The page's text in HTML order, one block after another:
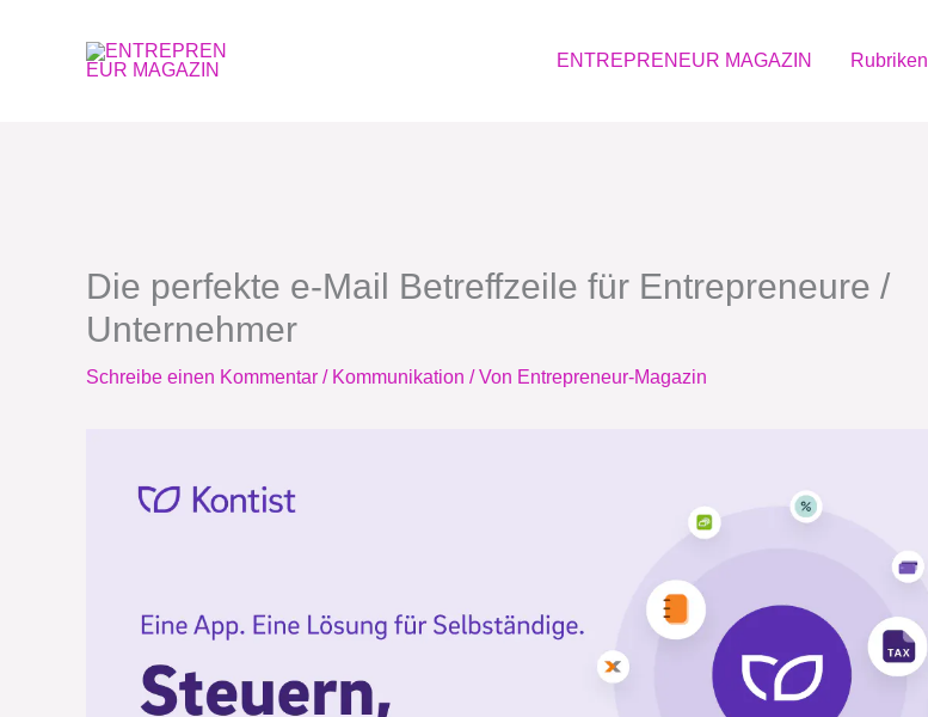
ENTREPRENEUR MAGAZIN Rubriken
Die perfekte e-Mail Betreffzeile für Entrepreneure /
Unternehmer
Schreibe einen Kommentar / Kommunikation / Von Entrepreneur-Magazin